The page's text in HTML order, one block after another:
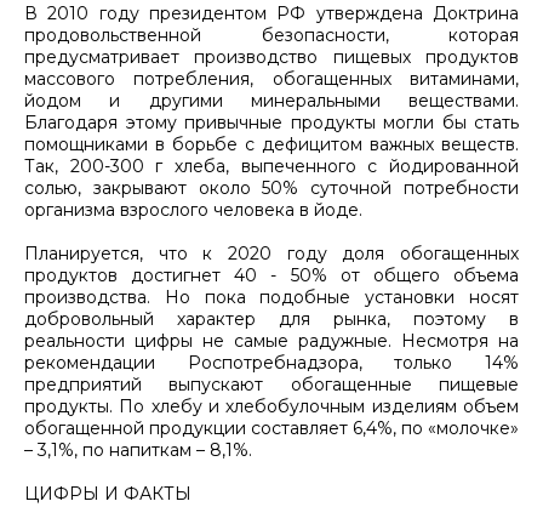
В 2010 году президентом РФ утверждена Доктрина
продовольственной безопасности, которая
предусматривает производство пищевых продуктов
массового потребления, обогащенных витаминами,
йодом и другими минеральными веществами.
Благодаря этому привычные продукты могли бы стать
помощниками в борьбе с дефицитом важных веществ.
Так, 200-300 г хлеба, выпеченного с йодированной
солью, закрывают около 50% суточной потребности
организма взрослого человека в йоде.
Планируется, что к 2020 году доля обогащенных
продуктов достигнет 40 - 50% от общего объема
производства. Но пока подобные установки носят
добровольный характер для рынка, поэтому в
реальности цифры не самые радужные. Несмотря на
рекомендации Роспотребнадзора, только 14%
предприятий выпускают обогащенные пищевые
продукты. По хлебу и хлебобулочным изделиям объем
обогащенной продукции составляет 6,4%, по «молочке»
– 3,1%, по напиткам – 8,1%.
ЦИФРЫ И ФАКТЫ